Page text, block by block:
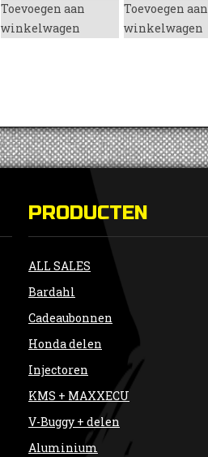
Toevoegen aan
winkelwagen
Toevoegen aan
winkelwagen
PRODUCTEN
ALL SALES
Bardahl
Cadeaubonnen
Honda delen
Injectoren
KMS + MAXXECU
V-Buggy + delen
Aluminium